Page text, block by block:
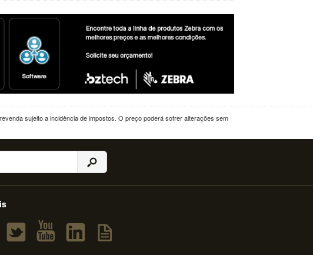
sujeito a incidência de impostos. O preço poderá sofrer alterações sem